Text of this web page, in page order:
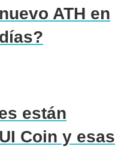
ATH en
están
Coin y esas